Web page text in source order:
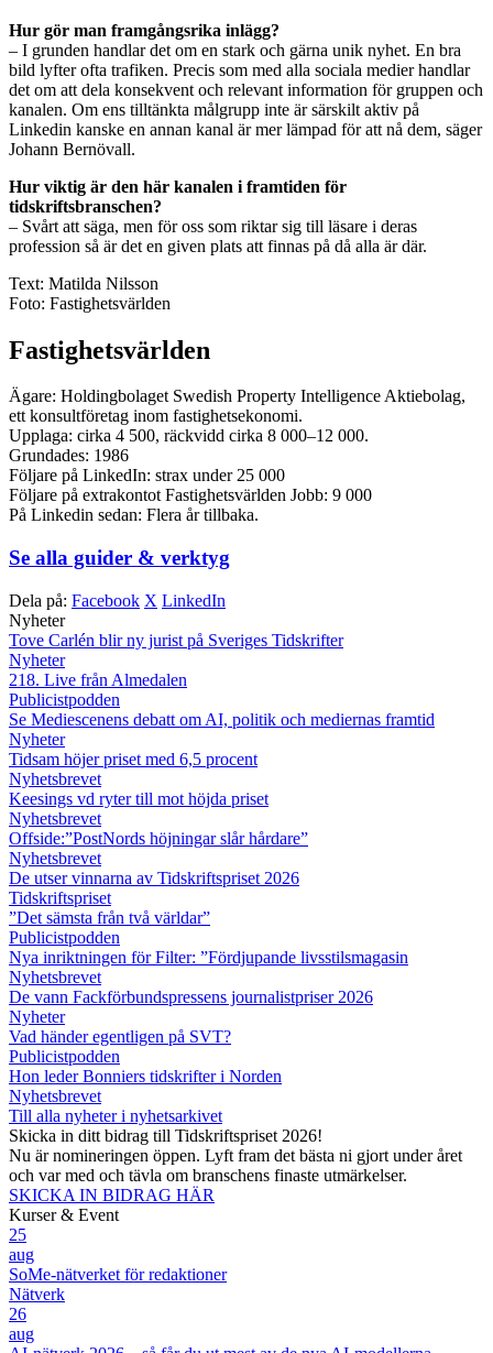
Hur gör man framgångsrika inlägg?
– I grunden handlar det om en stark och gärna unik nyhet. En bra
bild lyfter ofta trafiken. Precis som med alla sociala medier handlar
det om att dela konsekvent och relevant information för gruppen och
kanalen. Om ens tilltänkta målgrupp inte är särskilt aktiv på
Linkedin kanske en annan kanal är mer lämpad för att nå dem, säger
Johann Bernövall.
Hur viktig är den här kanalen i framtiden för
tidskriftsbranschen?
– Svårt att säga, men för oss som riktar sig till läsare i deras
profession så är det en given plats att finnas på då alla är där.
Text: Matilda Nilsson
Foto: Fastighetsvärlden
Fastighetsvärlden
Ägare: Holdingbolaget Swedish Property Intelligence Aktiebolag,
ett konsultföretag inom fastighetsekonomi.
Upplaga: cirka 4 500, räckvidd cirka 8 000–12 000.
Grundades: 1986
Följare på LinkedIn: strax under 25 000
Följare på extrakontot Fastighetsvärlden Jobb: 9 000
På Linkedin sedan: Flera år tillbaka.
Se alla guider & verktyg
Dela på: Facebook X LinkedIn
Nyheter
Tove Carlén blir ny jurist på Sveriges Tidskrifter
Nyheter
218. Live från Almedalen
Publicistpodden
Se Mediescenens debatt om AI, politik och mediernas framtid
Nyheter
Tidsam höjer priset med 6,5 procent
Nyhetsbrevet
Keesings vd ryter till mot höjda priset
Nyhetsbrevet
Offside:”PostNords höjningar slår hårdare”
Nyhetsbrevet
De utser vinnarna av Tidskriftspriset 2026
Tidskriftspriset
”Det sämsta från två världar”
Publicistpodden
Nya inriktningen för Filter: ”Fördjupande livsstilsmagasin
Nyhetsbrevet
De vann Fackförbundspressens journalistpriser 2026
Nyheter
Vad händer egentligen på SVT?
Publicistpodden
Hon leder Bonniers tidskrifter i Norden
Nyhetsbrevet
Till alla nyheter i nyhetsarkivet
Skicka in ditt bidrag till Tidskriftspriset 2026!
Nu är nomineringen öppen. Lyft fram det bästa ni gjort under året
och var med och tävla om branschens finaste utmärkelser.
SKICKA IN BIDRAG HÄR
Kurser & Event
25
aug
SoMe-nätverket för redaktioner
Nätverk
26
aug